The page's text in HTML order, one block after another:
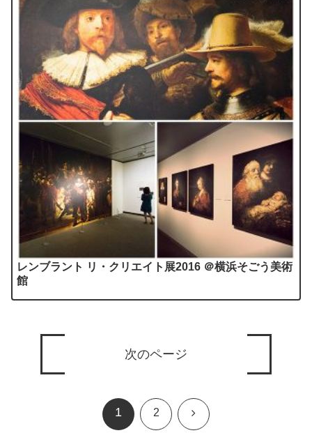
レンブラント リ・クリエイト展2016 ＠横浜そごう美術
館
次のページ
1 2 次